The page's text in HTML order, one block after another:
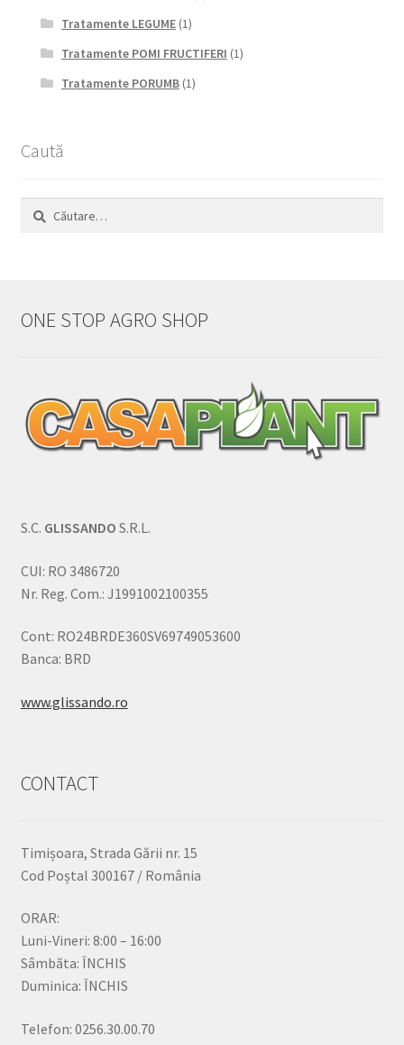
Tratamente LEGUME(1)
Tratamente POMI FRUCTIFERI (1)
Tratamente PORUMB(1)
Caută
Caută
ONE STOP AGRO SHOP
S.C. GLISSANDO S.R.L.
CUI: RO 3486720
Nr. Reg. Com.: J1991002100355
Cont: RO24BRDE360SV69749053600
Banca: BRD
www.glissando.ro
CONTACT
Timișoara, Strada Gării nr. 15
Cod Poștal 300167 / România
ORAR:
Luni-Vineri: 8:00 – 16:00
Sâmbăta: ÎNCHIS
Duminica: ÎNCHIS
Telefon: 0256.30.00.70